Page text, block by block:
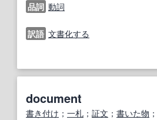
品詞 動詞
訳語 文書化する
document
書き付け ； 一札 ； 証文 ； 書いた物 ；